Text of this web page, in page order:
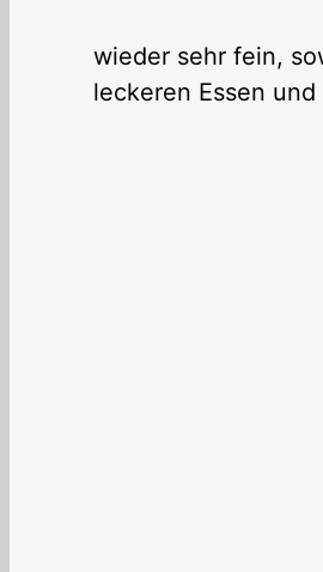
wieder sehr fein,
leckeren Essen